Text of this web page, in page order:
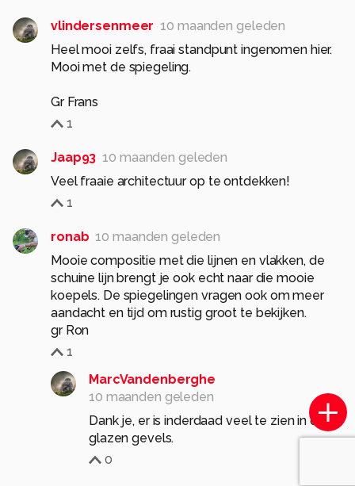
vlindersenmeer 10 maanden geleden
Heel mooi zelfs, fraai standpunt ingenomen hier.
Mooi met de spiegeling.
Gr Frans
1
Jaap93 10 maanden geleden
Veel fraaie architectuur op te ontdekken!
1
ronab 10 maanden geleden
Mooie compositie met die lijnen en vlakken, de
schuine lijn brengt je ook echt naar die mooie
koepels. De spiegelingen vragen ook om meer
aandacht en tijd om rustig groot te bekijken.
gr Ron
1
MarcVandenberghe
10 maanden geleden
Dank je, er is inderdaad veel te zien in deze
glazen gevels.
0